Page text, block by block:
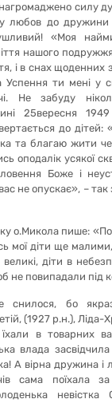
силу
любов до дружини
«Моя
нашого
і в снах щоденних
ти мені у
Не забуду
25вересня
до дітей:
та благаю жити
оподалік усякої
Боже і
не опускає», – так
о.Микола пише:
мої діти ще
діти в
не повипадали під
снилося, бо
(1927 р.н.), Ліда-
в товарних
влада засвідчила
А вірна дружина
сама поїхала
невістка